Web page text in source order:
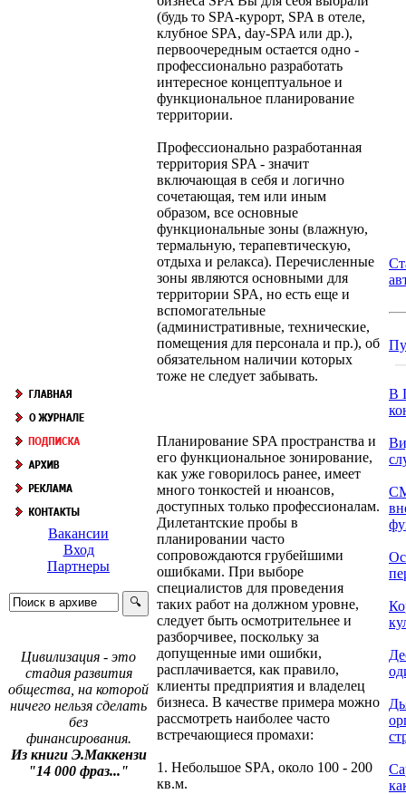
Вакансии
Вход
Партнеры
Цивилизация - это
стадия развития
общества, на которой
ничего нельзя сделать
без
финансирования.
Из книги Э.Маккензи
"14 000 фраз..."
(будь то SPA-курорт, SPA в отеле,
клубное SPA, day-SPA или др.),
первоочередным остается одно -
профессионально разработать
интересное концептуальное и
функциональное планирование
территории.
Профессионально разработанная
территория SPA - значит
включающая в себя и логично
сочетающая, тем или иным
образом, все основные
функциональные зоны (влажную,
термальную, терапевтическую,
отдыха и релакса). Перечисленные
зоны являются основными для
территории SPA, но есть еще и
вспомогательные
(административные, технические,
помещения для персонала и пр.), об
обязательном наличии которых
тоже не следует забывать.
Планирование SPA пространства и
его функциональное зонирование,
как уже говорилось ранее, имеет
много тонкостей и нюансов,
доступных только профессионалам.
Дилетантские пробы в
планировании часто
сопровождаются грубейшими
ошибками. При выборе
специалистов для проведения
таких работ на должном уровне,
следует быть осмотрительнее и
разборчивее, поскольку за
допущенные ими ошибки,
расплачивается, как правило,
клиенты предприятия и владелец
бизнеса. В качестве примера можно
рассмотреть наиболее часто
встречающиеся промахи:
1. Небольшое SPA, около 100 - 200
кв.м.
В